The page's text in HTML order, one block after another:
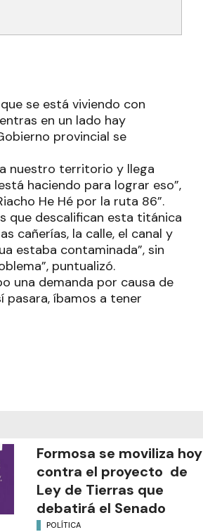
se está viviendo con
en un lado hay
provincial se
nuestro territorio y llega
haciendo para lograr eso”,
He Hé por la ruta 86”.
que descalifican esta titánica
cañerías, la calle, el canal y
estaba contaminada”, sin
puntualizó.
una demanda por causa de
pasara, íbamos a tener
Formosa se moviliza hoy
contra el proyecto de
Ley de Tierras que
debatirá el Senado
POLÍTICA